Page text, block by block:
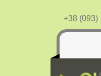
+38 (093)